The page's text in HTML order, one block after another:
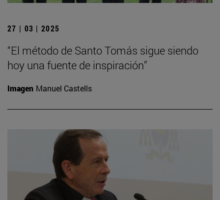
27 | 03 | 2025
“El método de Santo Tomás sigue siendo
hoy una fuente de inspiración”
Imagen Manuel Castells